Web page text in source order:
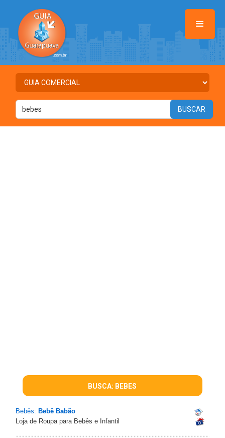
BUSCA: BEBES
Bebês: Bebê Babão
Loja de Roupa para Bebês e Infantil